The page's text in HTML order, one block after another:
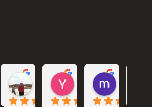
Gökhan Araçlı
1 yıl önce
Yunus Karakuş
2 yıl önce
murat